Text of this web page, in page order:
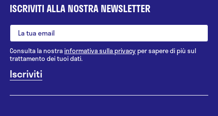
ISCRIVITI ALLA NOSTRA NEWSLETTER
Consulta la nostrainformativa sulla privacy per sapere di più sul
trattamento dei tuoi dati.